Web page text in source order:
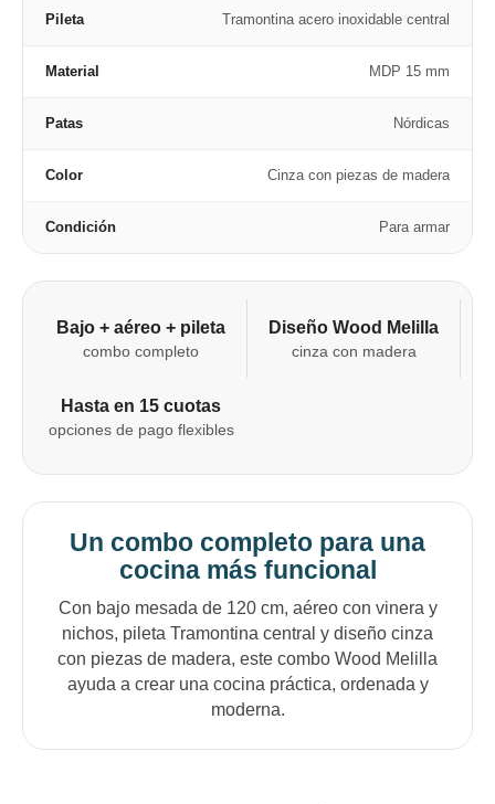
Pileta Tramontina acero inoxidable central
Material MDP 15 mm
Patas Nórdicas
Color Cinza con piezas de madera
Condición Para armar
Bajo + aéreo + pileta
combo completo
Diseño Wood Melilla
cinza con madera
Hasta en 15 cuotas
opciones de pago flexibles
Un combo completo para una
cocina más funcional
Con bajo mesada de 120 cm, aéreo con vinera y
nichos, pileta Tramontina central y diseño cinza
con piezas de madera, este combo Wood Melilla
ayuda a crear una cocina práctica, ordenada y
moderna.